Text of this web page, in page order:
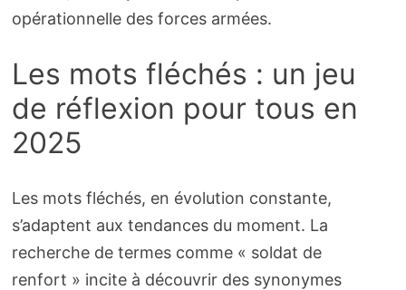
opérationnelle des forces armées.
Les mots fléchés : un jeu
de réflexion pour tous en
2025
Les mots fléchés, en évolution constante,
s’adaptent aux tendances du moment. La
recherche de termes comme « soldat de
renfort » incite à découvrir des synonymes